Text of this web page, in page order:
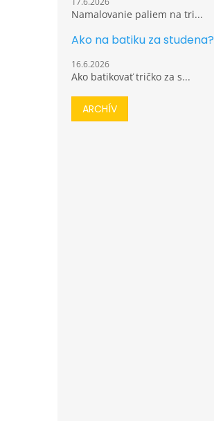
Namalovanie paliem na tri...
Ako na batiku za studena?
16.6.2026
Ako batikovať tričko za s...
ARCHÍV